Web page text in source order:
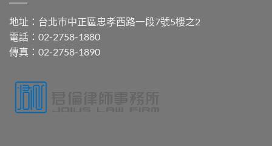
地址：台北市中正區忠孝西路一段7號5樓之2
電話：02-2758-1880
傳真：02-2758-1890